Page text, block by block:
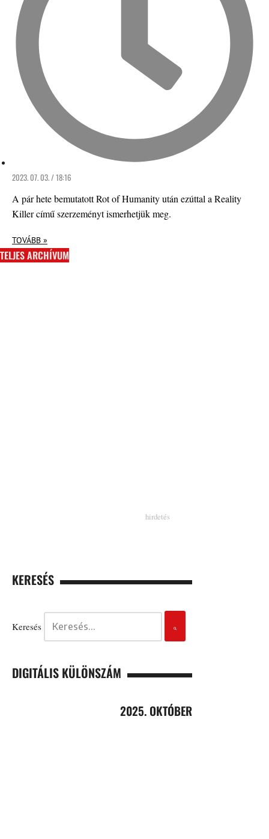
2023. 07. 03. / 18:16
A pár hete bemutatott Rot of Humanity után ezúttal a Reality
Killer című szerzeményt ismerhetjük meg.
TOVÁBB »
TELJES ARCHÍVUM
KERESÉS
Keresés
DIGITÁLIS KÜLÖNSZÁM
2025. OKTÓBER